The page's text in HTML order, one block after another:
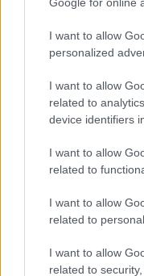
I want to allow
personalized
I want to allow
related to
device identifiers
I want to allow
related to
I want to allow
related to
I want to allow
related to
Újabb rövid
2021 május 2. 15:20